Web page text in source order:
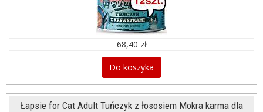
68,40 zł
Do koszyka
Łapsie for Cat Adult Tuńczyk z łososiem Mokra karma dla